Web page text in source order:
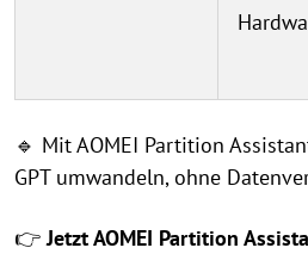
🔹 Mit AOMEI Partition
GPT umwandeln, ohne
👉Jetzt AOMEI Partition